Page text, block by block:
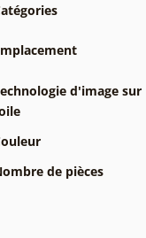
d'image sur
de pièces